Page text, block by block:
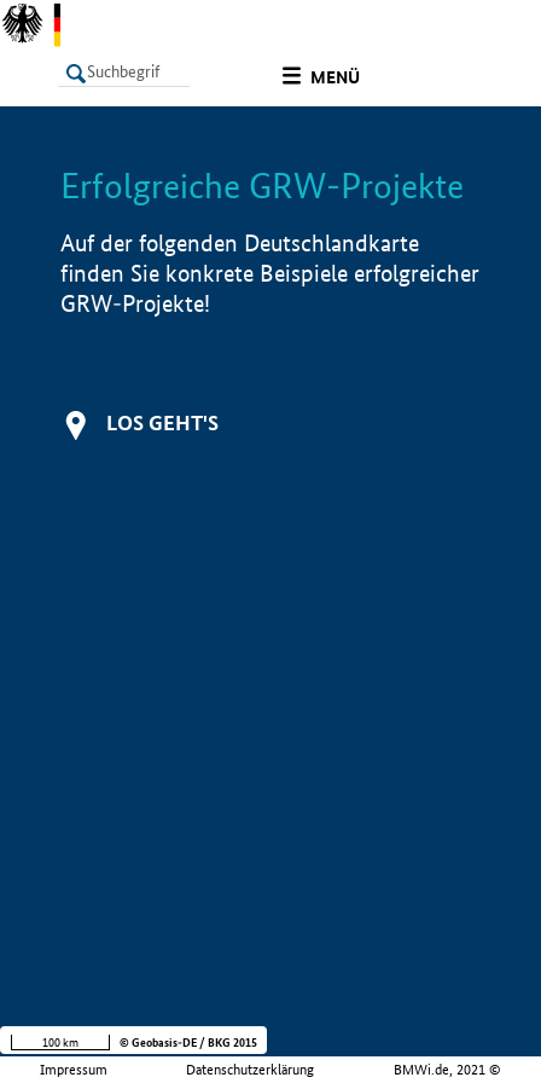
MENÜ
LISTE Info
Erfolgreiche GRW-Projekte
Auf der folgenden Deutschlandkarte
finden Sie konkrete Beispiele erfolgreicher
GRW-Projekte!
LOS GEHT'S
Impressum Datenschutzerklärung BMWi.de, 2021 ©
100 km © Geobasis-DE / BKG 2015